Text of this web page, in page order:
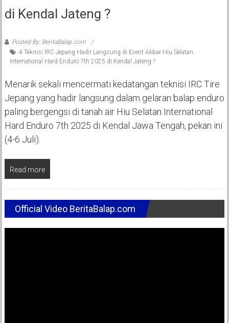
di Kendal Jateng ?
Posted By: BeritaBalap.com
4 Teknisi IRC Jepang Hadir Langsung di Event Akbar Hiu Selatan
International Hard Enduro 7th 2025 di Kendal Jateng ?
Menarik sekali mencermati kedatangan teknisi IRC Tire
Jepang yang hadir langsung dalam gelaran balap enduro
paling bergengsi di tanah air Hiu Selatan International
Hard Enduro 7th 2025 di Kendal Jawa Tengah, pekan ini
(4-6 Juli).
Read more
Official Video BeritaBalap.com